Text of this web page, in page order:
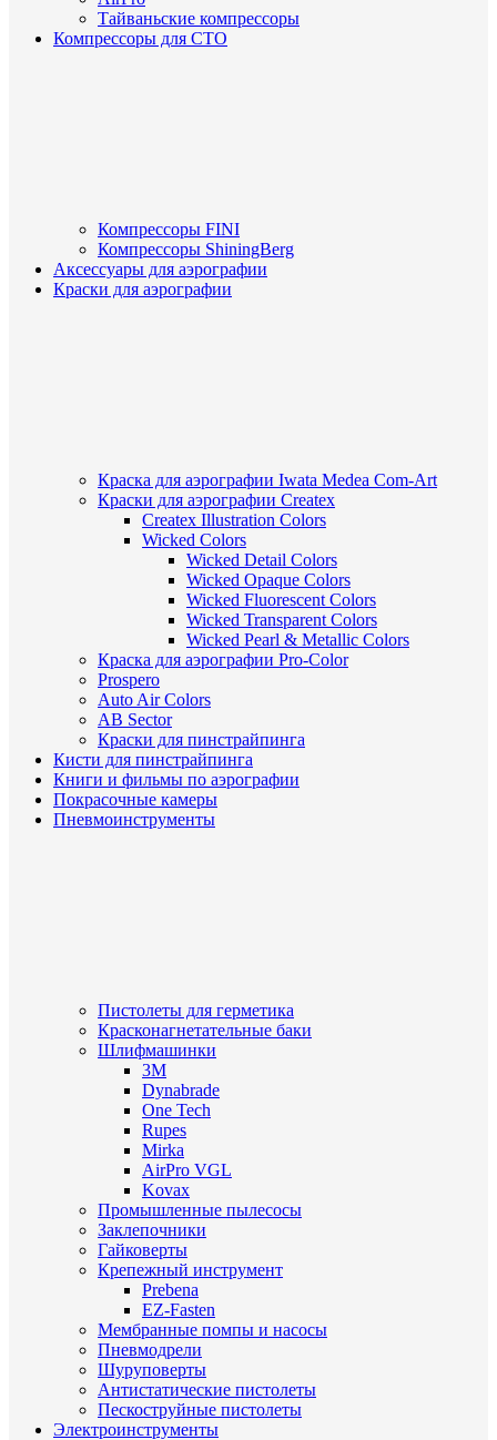
Тайваньские компрессоры
Компрессоры для СТО
Компрессоры FINI
Компрессоры ShiningBerg
Аксессуары для аэрографии
Краски для аэрографии
Краска для аэрографии Iwata Medea Com-Art
Краски для аэрографии Createx
Createx Illustration Colors
Wicked Colors
Wicked Detail Colors
Wicked Opaque Colors
Wicked Fluorescent Colors
Wicked Transparent Colors
Wicked Pearl & Metallic Colors
Краска для аэрографии Pro-Color
Prospero
Auto Air Colors
AB Sector
Краски для пинстрайпинга
Кисти для пинстрайпинга
Книги и фильмы по аэрографии
Покрасочные камеры
Пневмоинструменты
Пистолеты для герметика
Красконагнетательные баки
Шлифмашинки
3M
Dynabrade
One Tech
Rupes
Mirka
AirPro VGL
Kovax
Промышленные пылесосы
Заклепочники
Гайковерты
Крепежный инструмент
Prebena
EZ-Fasten
Мембранные помпы и насосы
Пневмодрели
Шуруповерты
Антистатические пистолеты
Пескоструйные пистолеты
Электроинструменты